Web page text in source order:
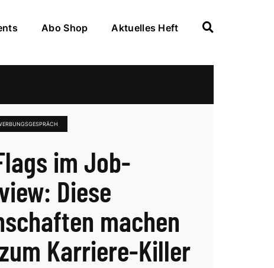
Abo Shop Aktuelles Heft
im Job-
Diese
machen
Karriere-Killer